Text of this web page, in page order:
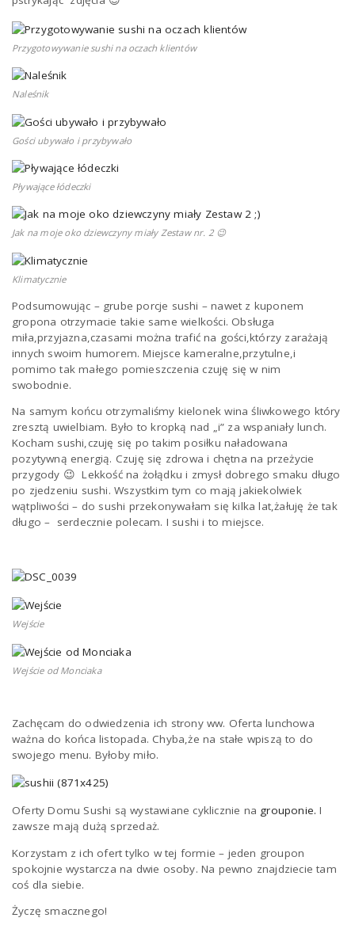
Przygotowywanie sushi na oczach klientów
Naleśnik
Gości ubywało i przybywało
Pływające łódeczki
Jak na moje oko dziewczyny miały Zestaw nr. 2 😉
Klimatycznie
Podsumowując – grube porcje sushi – nawet z kuponem
gropona otrzymacie takie same wielkości. Obsługa
miła,przyjazna,czasami można trafić na gości,którzy zarażają
innych swoim humorem. Miejsce kameralne,przytulne,i
pomimo tak małego pomieszczenia czuję się w nim
swobodnie.
Na samym końcu otrzymaliśmy kielonek wina śliwkowego który
zresztą uwielbiam. Było to kropką nad „i” za wspaniały lunch.
Kocham sushi,czuję się po takim posiłku naładowana
pozytywną energią. Czuję się zdrowa i chętna na przeżycie
przygody 😉 Lekkość na żołądku i zmysł dobrego smaku długo
po zjedzeniu sushi. Wszystkim tym co mają jakiekolwiek
wątpliwości – do sushi przekonywałam się kilka lat,żałuję że tak
długo – serdecznie polecam. I sushi i to miejsce.
Wejście
Wejście od Monciaka
Zachęcam do odwiedzenia ich strony ww. Oferta lunchowa
ważna do końca listopada. Chyba,że na stałe wpiszą to do
swojego menu. Byłoby miło.
Oferty Domu Sushi są wystawiane cyklicznie na grouponie.I
zawsze mają dużą sprzedaż.
Korzystam z ich ofert tylko w tej formie – jeden groupon
spokojnie wystarcza na dwie osoby. Na pewno znajdziecie tam
coś dla siebie.
Życzę smacznego!